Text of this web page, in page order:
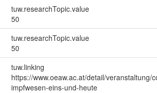
tuw.researchTopic.value
50
tuw.researchTopic.value
50
tuw.linking
https://www.oeaw.ac.at/detail/veranstaltung/
impfwesen-eins-und-heute